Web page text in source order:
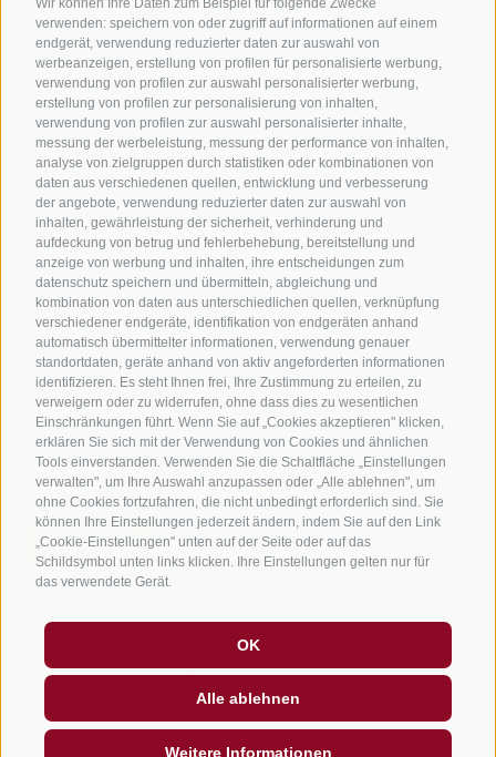
Wir können Ihre Daten zum Beispiel für folgende Zwecke
verwenden: speichern von oder zugriff auf informationen auf einem
endgerät, verwendung reduzierter daten zur auswahl von
werbeanzeigen, erstellung von profilen für personalisierte werbung,
verwendung von profilen zur auswahl personalisierter werbung,
erstellung von profilen zur personalisierung von inhalten,
verwendung von profilen zur auswahl personalisierter inhalte,
messung der werbeleistung, messung der performance von inhalten,
analyse von zielgruppen durch statistiken oder kombinationen von
daten aus verschiedenen quellen, entwicklung und verbesserung
der angebote, verwendung reduzierter daten zur auswahl von
inhalten, gewährleistung der sicherheit, verhinderung und
aufdeckung von betrug und fehlerbehebung, bereitstellung und
anzeige von werbung und inhalten, ihre entscheidungen zum
datenschutz speichern und übermitteln, abgleichung und
kombination von daten aus unterschiedlichen quellen, verknüpfung
verschiedener endgeräte, identifikation von endgeräten anhand
automatisch übermittelter informationen, verwendung genauer
standortdaten, geräte anhand von aktiv angeforderten informationen
identifizieren. Es steht Ihnen frei, Ihre Zustimmung zu erteilen, zu
verweigern oder zu widerrufen, ohne dass dies zu wesentlichen
Einschränkungen führt. Wenn Sie auf „Cookies akzeptieren" klicken,
erklären Sie sich mit der Verwendung von Cookies und ähnlichen
Tools einverstanden. Verwenden Sie die Schaltfläche „Einstellungen
verwalten", um Ihre Auswahl anzupassen oder „Alle ablehnen", um
ohne Cookies fortzufahren, die nicht unbedingt erforderlich sind. Sie
können Ihre Einstellungen jederzeit ändern, indem Sie auf den Link
„Cookie-Einstellungen" unten auf der Seite oder auf das
Schildsymbol unten links klicken. Ihre Einstellungen gelten nur für
das verwendete Gerät.
OK
Alle ablehnen
Weitere Informationen
Nützliche Links
Alle Unterkünfte
Hotels in Jenesien
Camping in Jenesien
Ferienwohnungen in Jenesien
B&B - Gästezimmervermieter
Urlaub auf dem Bauernhof
Südtirol Apps für unterwegs
Jobs
Impressum Sitemap
Barrierefreiheit
Privacy
created with passion by
Unterkunft suchen